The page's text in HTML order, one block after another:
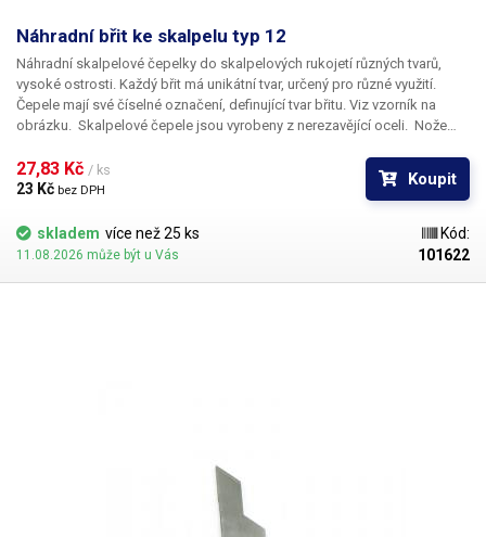
Náhradní břit ke skalpelu typ 12
Náhradní skalpelové čepelky do skalpelových rukojetí různých tvarů,
vysoké ostrosti. Každý břit má unikátní tvar, určený pro různé využití.
Čepele mají své číselné označení, definující tvar břitu. Viz vzorník na
obrázku. Skalpelové čepele jsou vyrobeny z nerezavějící oceli. Nože
27,83 Kč / ks
23 Kč bez DPH
Koupit
skladem více než 25 ks
11.08.2026 může být u Vás
Kód:
101622